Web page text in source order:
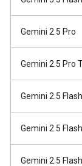
Gemini 2.5 Pro
Gemini 2.5 Pro
Gemini 2.5 Flash
Gemini 2.5
Gemini 2.5